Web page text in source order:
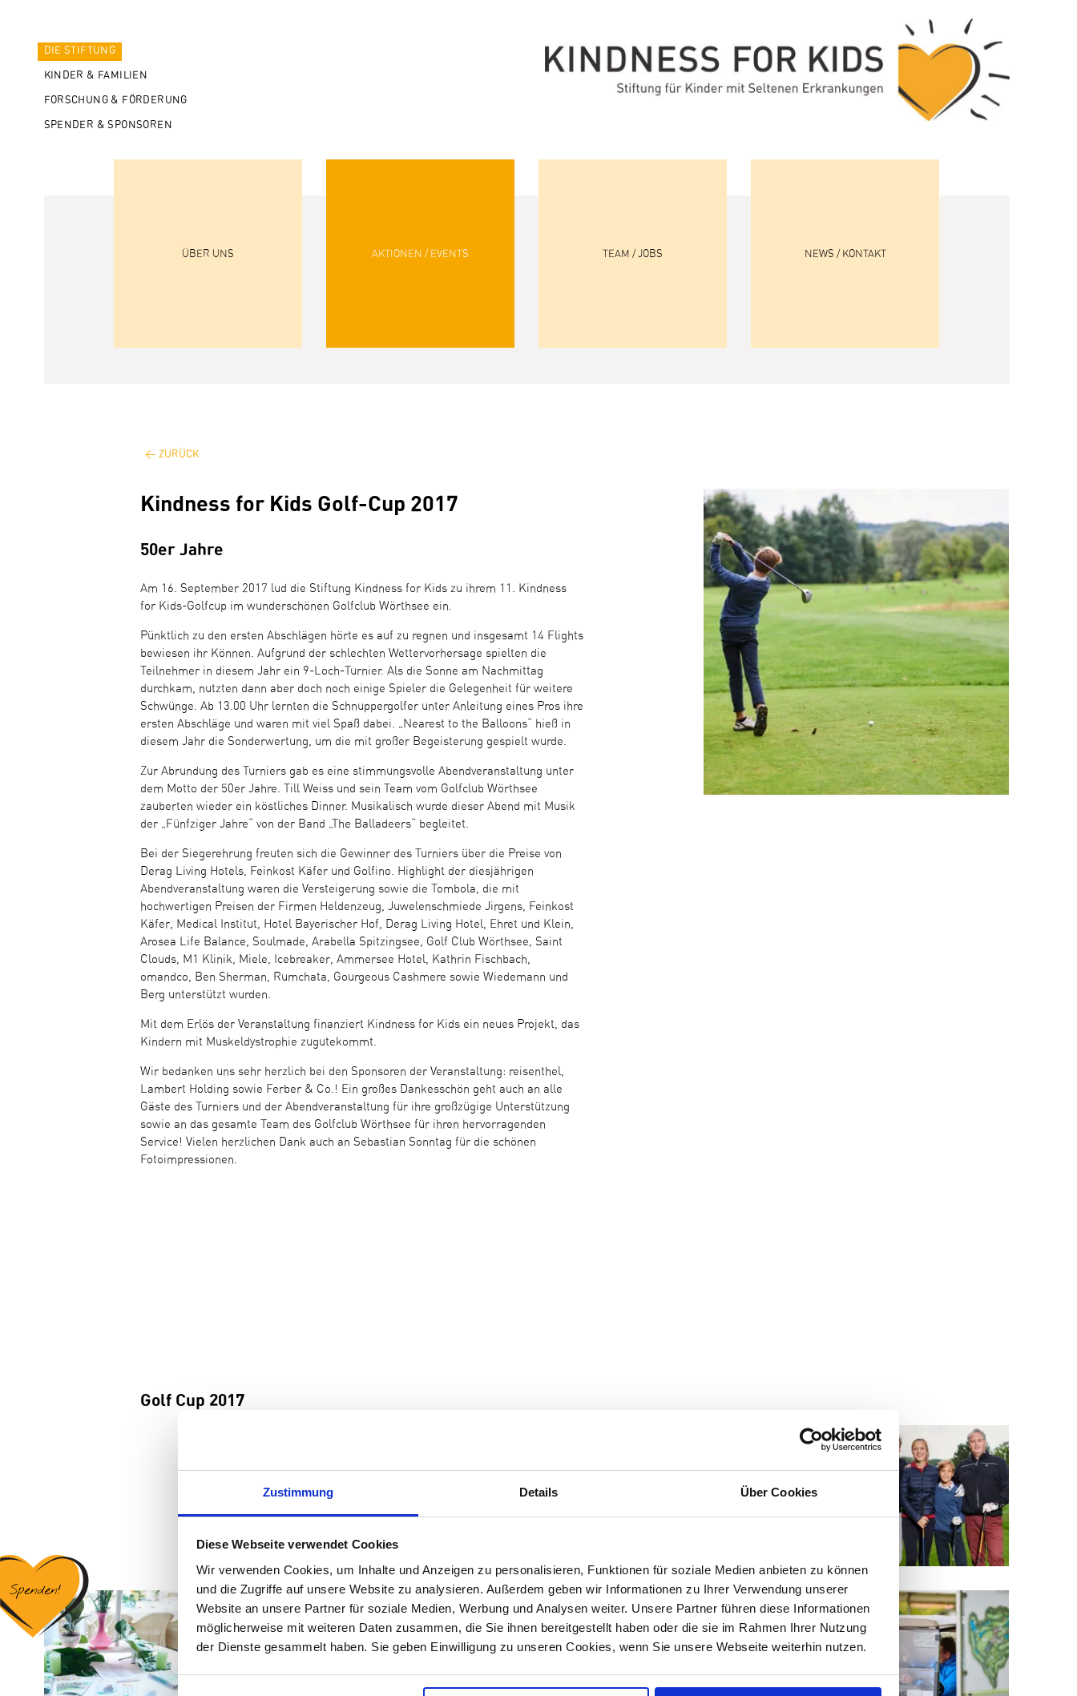
Zustimmung Details Über Cookies
Diese Webseite verwendet Cookies
Wir verwenden Cookies, um Inhalte und Anzeigen zu personalisieren, Funktionen für soziale Medien anbieten zu können
und die Zugriffe auf unsere Website zu analysieren. Außerdem geben wir Informationen zu Ihrer Verwendung unserer
Website an unsere Partner für soziale Medien, Werbung und Analysen weiter. Unsere Partner führen diese Informationen
möglicherweise mit weiteren Daten zusammen, die Sie ihnen bereitgestellt haben oder die sie im Rahmen Ihrer Nutzung
der Dienste gesammelt haben. Sie geben Einwilligung zu unseren Cookies, wenn Sie unsere Webseite weiterhin nutzen.
DIE STIFTUNG
KINDER & FAMILIEN
FORSCHUNG & FÖRDERUNG
SPENDER & SPONSOREN
ÜBER UNS AKTIONEN / EVENTS TEAM / JOBS NEWS / KONTAKT
ZURÜCK
Kindness for Kids Golf-Cup 2017
50er Jahre
Am 16. September 2017 lud die Stiftung Kindness for Kids zu ihrem 11. Kindness
for Kids-Golfcup im wunderschönen Golfclub Wörthsee ein.
Pünktlich zu den ersten Abschlägen hörte es auf zu regnen und insgesamt 14 Flights
bewiesen ihr Können. Aufgrund der schlechten Wettervorhersage spielten die
Teilnehmer in diesem Jahr ein 9-Loch-Turnier. Als die Sonne am Nachmittag
durchkam, nutzten dann aber doch noch einige Spieler die Gelegenheit für weitere
Schwünge. Ab 13.00 Uhr lernten die Schnuppergolfer unter Anleitung eines Pros ihre
ersten Abschläge und waren mit viel Spaß dabei. „Nearest to the Balloons“ hieß in
diesem Jahr die Sonderwertung, um die mit großer Begeisterung gespielt wurde.
Zur Abrundung des Turniers gab es eine stimmungsvolle Abendveranstaltung unter
dem Motto der 50er Jahre. Till Weiss und sein Team vom Golfclub Wörthsee
zauberten wieder ein köstliches Dinner. Musikalisch wurde dieser Abend mit Musik
der „Fünfziger Jahre“ von der Band „The Balladeers“ begleitet.
Bei der Siegerehrung freuten sich die Gewinner des Turniers über die Preise von
Derag Living Hotels, Feinkost Käfer und Golfino. Highlight der diesjährigen
Abendveranstaltung waren die Versteigerung sowie die Tombola, die mit
hochwertigen Preisen der Firmen Heldenzeug, Juwelenschmiede Jirgens, Feinkost
Käfer, Medical Institut, Hotel Bayerischer Hof, Derag Living Hotel, Ehret und Klein,
Arosea Life Balance, Soulmade, Arabella Spitzingsee, Golf Club Wörthsee, Saint
Clouds, M1 Klinik, Miele, Icebreaker, Ammersee Hotel, Kathrin Fischbach,
omandco, Ben Sherman, Rumchata, Gourgeous Cashmere sowie Wiedemann und
Berg unterstützt wurden.
Mit dem Erlös der Veranstaltung finanziert Kindness for Kids ein neues Projekt, das
Kindern mit Muskeldystrophie zugutekommt.
Wir bedanken uns sehr herzlich bei den Sponsoren der Veranstaltung: reisenthel,
Lambert Holding sowie Ferber & Co.! Ein großes Dankesschön geht auch an alle
Gäste des Turniers und der Abendveranstaltung für ihre großzügige Unterstützung
sowie an das gesamte Team des Golfclub Wörthsee für ihren hervorragenden
Service! Vielen herzlichen Dank auch an Sebastian Sonntag für die schönen
Fotoimpressionen.
Golf Cup 2017